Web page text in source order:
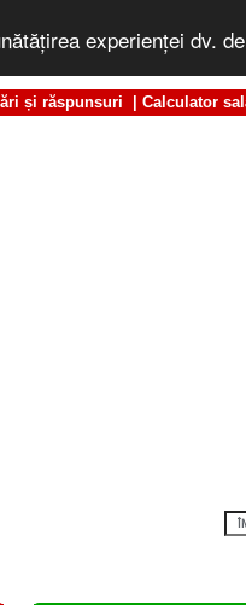
experienţei dv.
și răspunsuri Calculator